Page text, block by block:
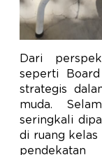
Dari
seperti
strategis
muda.
seringkali
di ruang kelas